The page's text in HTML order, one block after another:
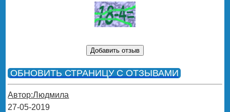
ОБНОВИТЬ СТРАНИЦУ С ОТЗЫВАМИ
Автор:Людмила
27-05-2019